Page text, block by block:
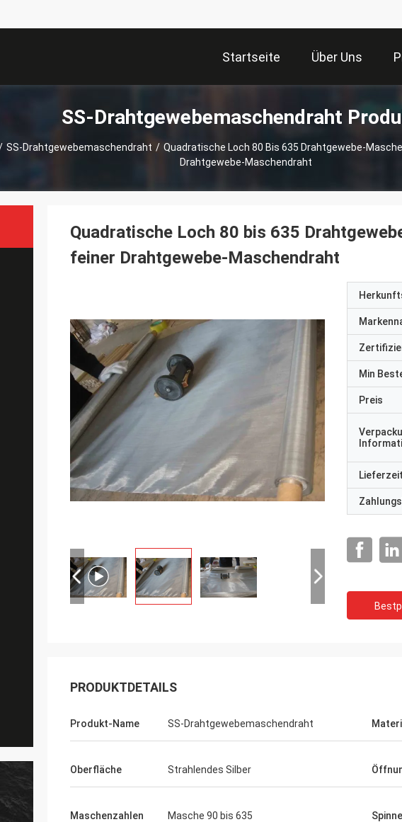
Startseite Über Uns
SS-Drahtgewebemaschendraht
SS-Drahtgewebemaschendraht / Quadratische Loch 80 Bis 635 Drahtgewebe-
Drahtgewebe-Maschendraht
Quadratische Loch 80 bis 635
feiner Drahtgewebe-Maschendraht
Min
Preis
Lieferzeit
PRODUKTDETAILS
Produkt-Name SS-Drahtgewebemaschendraht
Oberfläche Strahlendes Silber
Maschenzahlen Masche 90 bis 635